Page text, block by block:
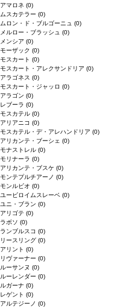
アマロネ (0)
ムスカテラー (0)
ムロン・ド・ブルゴーニュ (0)
メルロー・ブラッシュ (0)
メンシア (0)
モーザック (0)
モスカート (0)
モスカート・アレクサンドリア (0)
アラゴネス (0)
モスカート・ジャッロ (0)
アラゴン (0)
レブーラ (0)
モスカテル (0)
アリアニコ (0)
モスカテル・デ・アレハンドリア (0)
アリカンテ・ブーシェ (0)
モナストレル (0)
モリナーラ (0)
アリカンテ・ブスケ (0)
モンテプルチアーノ (0)
モンルビオ (0)
ユービロイムスレーベ (0)
ユニ・ブラン (0)
アリゴテ (0)
ラボソ (0)
ランブルスコ (0)
リースリング (0)
アリント (0)
リヴァーナー (0)
ルーサンヌ (0)
ルーレンダー (0)
ルガーナ (0)
レゲント (0)
アルテジーノ (0)